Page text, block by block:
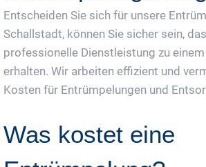
Entscheiden Sie sich für unsere
Schallstadt, können Sie sicher sein,
professionelle Dienstleistung zu
erhalten. Wir arbeiten effizient und
Kosten für Entrümpelungen und
Was kostet eine